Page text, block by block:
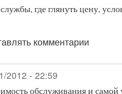
где глянуть цену,
комментарии
2012 - 22:59
обслуживания и самой